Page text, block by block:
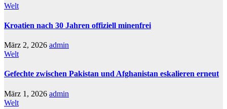
Welt
Kroatien nach 30 Jahren offiziell minenfrei
März 2, 2026 admin
Welt
Gefechte zwischen Pakistan und Afghanistan eskalieren erneut
März 1, 2026 admin
Welt